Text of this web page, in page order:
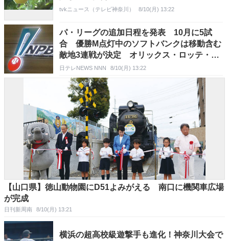
tvkニュース（テレビ神奈川） 8/10(月) 13:22
パ・リーグの追加日程を発表 10月に5試
合 優勝M点灯中のソフトバンクは移動含む
敵地3連戦が決定 オリックス・ロッテ・楽
天も追加試合が決定
日テレNEWS NNN 8/10(月) 13:22
【山口県】徳山動物園にD51よみがえる 南口に機関車広場
が完成
日刊新周南 8/10(月) 13:21
横浜の超高校級遊撃手も進化！神奈川大会で